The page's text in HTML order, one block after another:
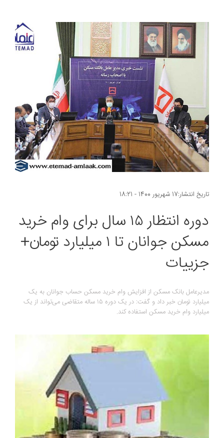
تاریخ انتشار:17 شهریور 1400 - 18:21
دوره انتظار ۱۵ سال برای وام خرید
مسکن جوانان تا ۱ میلیارد تومان+
جزییات
مدیرعامل بانک مسکن از افزایش وام خرید مسکن حساب جوانان به یک
میلیارد تومان خبر داد و گفت: در یک دوره ۱۵ ساله متقاضی می‌تواند از یک
میلیارد وام خرید مسکن استفاده کند.